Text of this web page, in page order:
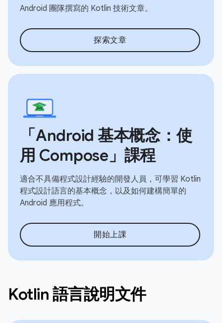
Android 團隊撰寫的 Kotlin 技術文章。
探索文章
「Android 基本概念：使
用 Compose」課程
適合不具備程式設計經驗的開發人員，可學習 Kotlin
程式設計語言的基本概念，以及如何建構簡單的
Android 應用程式。
開始上課
Kotlin 語言說明文件